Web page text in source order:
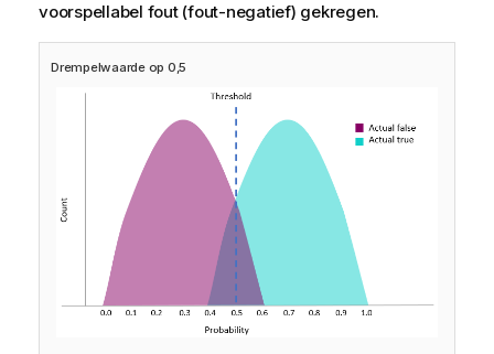
voorspellabel fout (fout-negatief) gekregen.
Drempelwaarde op 0,5